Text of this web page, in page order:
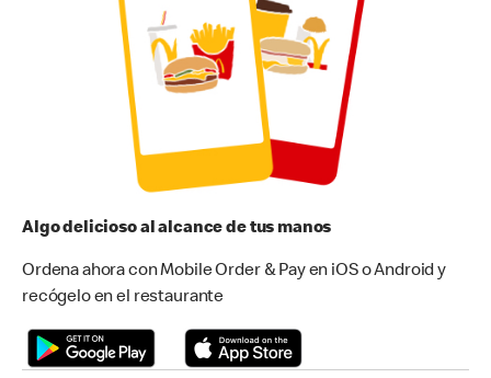
Algo delicioso al alcance de tus manos
Ordena ahora con Mobile Order & Pay en iOS o Android y
recógelo en el restaurante